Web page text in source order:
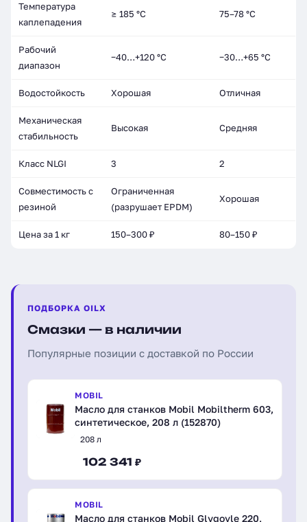
Температура
каплепадения
≥ 185 °C 75–78 °C
Рабочий
диапазон
−40…+120 °C −30…+65 °C
Водостойкость Хорошая Отличная
Механическая
стабильность
Высокая Средняя
Класс NLGI 3 2
Совместимость с
резиной
Ограниченная
(разрушает EPDM)
Хорошая
Цена за 1 кг 150–300 ₽ 80–150 ₽
ПОДБОРКА OILX
Смазки — в наличии
Популярные позиции с доставкой по России
MOBIL
Масло для станков Mobil Mobiltherm 603,
синтетическое, 208 л (152870)
208 л
102 341 ₽
MOBIL
Масло для станков Mobil Glygoyle 220,